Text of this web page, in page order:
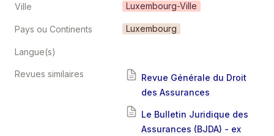
Ville Luxembourg-Ville
Pays ou Continents Luxembourg
Langue(s)
Revues similaires
Revue Générale du Droit
des Assurances
Le Bulletin Juridique des
Assurances (BJDA) - ex